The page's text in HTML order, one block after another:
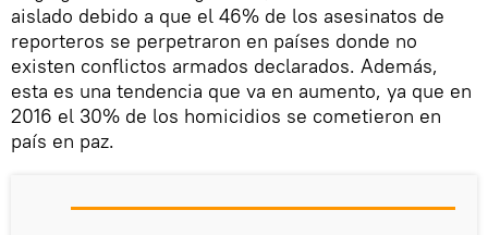
aislado debido a que el 46% de los asesinatos de
reporteros se perpetraron en países donde no
existen conflictos armados declarados. Además,
esta es una tendencia que va en aumento, ya que en
2016 el 30% de los homicidios se cometieron en
país en paz.